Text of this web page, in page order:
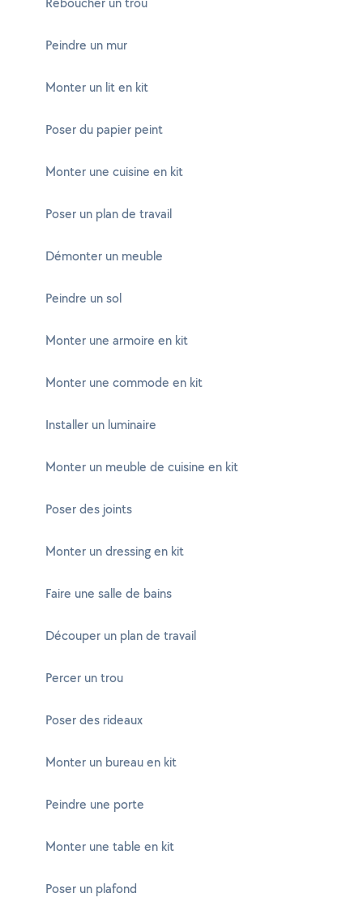
Peindre un mur
Monter un lit en kit
Poser du papier peint
Monter une cuisine en kit
Poser un plan de travail
Démonter un meuble
Peindre un sol
Monter une armoire en kit
Monter une commode en kit
Installer un luminaire
Monter un meuble de cuisine en kit
Poser des joints
Monter un dressing en kit
Faire une salle de bains
Découper un plan de travail
Percer un trou
Poser des rideaux
Monter un bureau en kit
Peindre une porte
Monter une table en kit
Poser un plafond